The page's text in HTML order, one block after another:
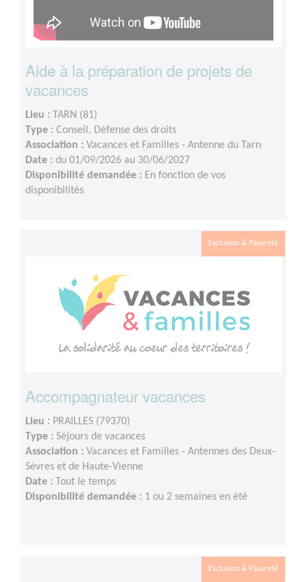
Aide à la préparation de projets de
vacances
Lieu : TARN (81)
Type : Conseil, Défense des droits
Association : Vacances et Familles - Antenne du Tarn
Date : du 01/09/2026 au 30/06/2027
Disponibilité demandée : En fonction de vos
disponibilités
Exclusion & Pauvreté
Accompagnateur vacances
Lieu : PRAILLES (79370)
Type : Séjours de vacances
Association : Vacances et Familles - Antennes des Deux-
Sèvres et de Haute-Vienne
Date : Tout le temps
Disponibilité demandée : 1 ou 2 semaines en été
Exclusion & Pauvreté